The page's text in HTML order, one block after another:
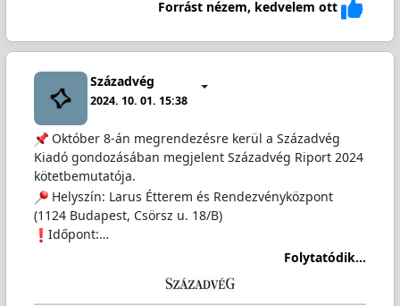
Forrást nézem, kedvelem ott
Századvég
2024. 10. 01. 15:38
Október 8-án megrendezésre kerül a Századvég
Kiadó gondozásában megjelent Századvég Riport 2024
kötetbemutatója.
Helyszín: Larus Étterem és Rendezvényközpont
(1124 Budapest, Csörsz u. 18/B)
Időpont:…
Folytatódik...